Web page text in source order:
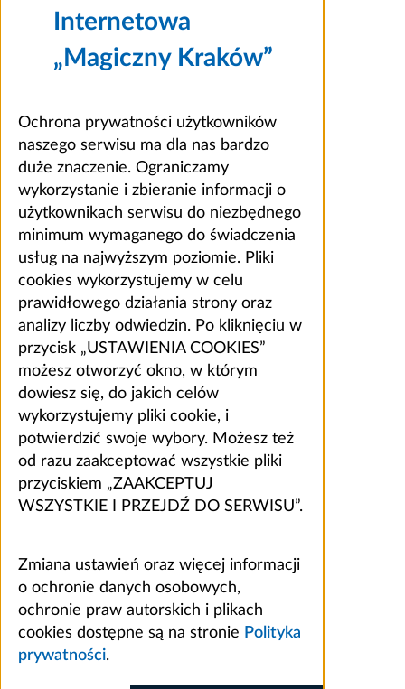
Internetowa
„Magiczny Kraków”
Ochrona prywatności użytkowników
naszego serwisu ma dla nas bardzo
duże znaczenie. Ograniczamy
wykorzystanie i zbieranie informacji o
użytkownikach serwisu do niezbędnego
minimum wymaganego do świadczenia
usług na najwyższym poziomie. Pliki
cookies wykorzystujemy w celu
prawidłowego działania strony oraz
analizy liczby odwiedzin. Po kliknięciu w
przycisk „USTAWIENIA COOKIES”
możesz otworzyć okno, w którym
dowiesz się, do jakich celów
wykorzystujemy pliki cookie, i
potwierdzić swoje wybory. Możesz też
od razu zaakceptować wszystkie pliki
przyciskiem „ZAAKCEPTUJ
WSZYSTKIE I PRZEJDŹ DO SERWISU”.
Zmiana ustawień oraz więcej informacji
o ochronie danych osobowych,
ochronie praw autorskich i plikach
cookies dostępne są na stronie Polityka
prywatności.